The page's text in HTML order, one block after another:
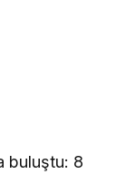
buluştu: 8